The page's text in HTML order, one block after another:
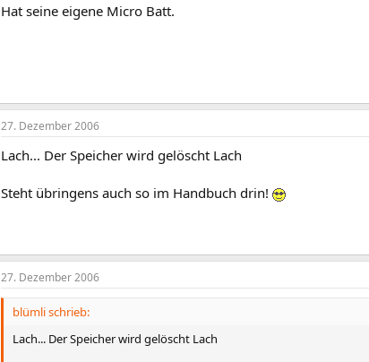
Hat seine eigene Micro Batt.
27. Dezember 2006
Lach... Der Speicher wird gelöscht Lach
Steht übringens auch so im Handbuch drin!
27. Dezember 2006
blümli schrieb:
Lach... Der Speicher wird gelöscht Lach